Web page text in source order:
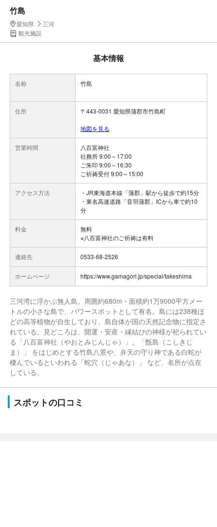
竹島
愛知県
三河
観光施設
基本情報
名称 竹島
住所 〒443-0031 愛知県蒲郡市竹島町
地図を見る
営業時間
八百富神社
社務所 9:00～17:00
ご朱印 9:00～16:30
ご祈祷受付 9:00～15:00
アクセス方法
・JR東海道本線「蒲郡」駅から徒歩で約15分
・東名高速道路「音羽蒲郡」ICから車で約10
分
料金
無料
※八百富神社のご祈祷は有料
連絡先 0533-68-2526
ホームページ https://www.gamagori.jp/special/takeshima
三河湾に浮かぶ無人島。周囲約680m・面積約1万9000平方メー
トルの小さな島で、パワースポットとして有名。島には238種ほ
どの高等植物が自生しており、島自体が国の天然記念物に指定さ
れている。見どころは、開運・安産・縁結びの神様が祀られてい
る「八百富神社（やおとみじんじゃ）」。「甑島（こしきじ
ま）」 をはじめとする竹島八景や、弁天の守り神である白蛇が
棲んでいるといわれる「蛇穴（じゃあな）」 など、名所が点在
している。
スポットの口コミ